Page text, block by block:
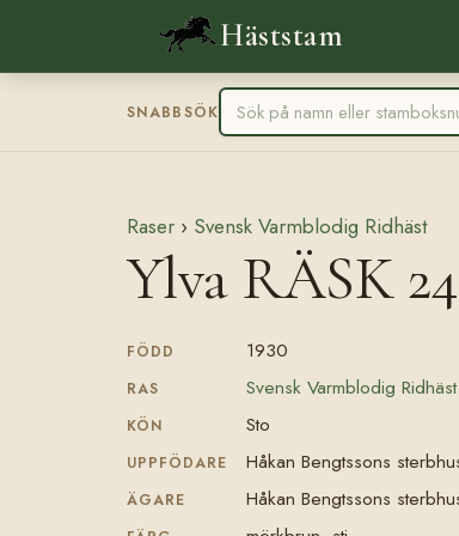
Häststam
SNABBSÖK
Raser › Svensk Varmblodig Ridhäst
Ylva RÄSK
FÖDD 1930
RAS Svensk Varmblodig Ridhäst
KÖN Sto
UPPFÖDARE Håkan Bengtssons
ÄGARE Håkan Bengtssons